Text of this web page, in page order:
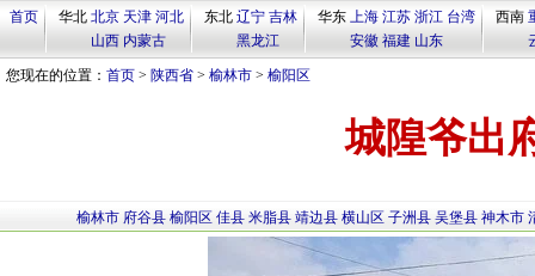
首页 华北 北京 天津 河北
山西 内蒙古
东北 辽宁 吉林
黑龙江
华东 上海 江苏 浙江 台湾
安徽 福建 山东
西南
您现在的位置： 首页 > 陕西省 > 榆林市 > 榆阳区
城隍爷出
榆林市 府谷县 榆阳区 佳县 米脂县 靖边县 横山区 子洲县 吴堡县 神木市